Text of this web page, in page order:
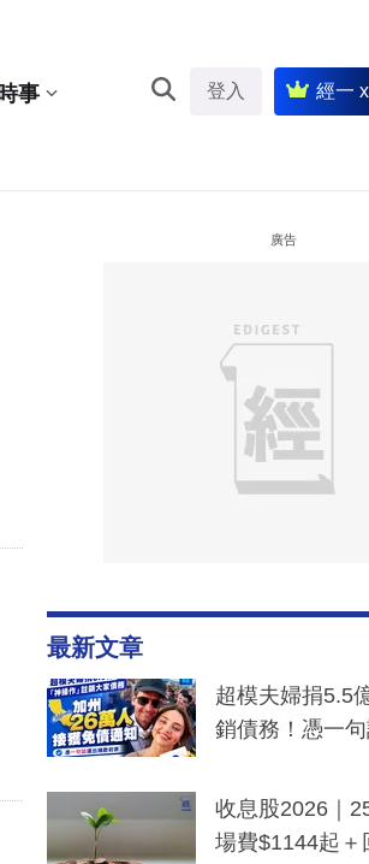
時事 登入 經一
廣告
最新文章
超模夫婦捐5.5
銷債務！憑一
一度被誤當詐
收息股2026｜
場費$1144起＋